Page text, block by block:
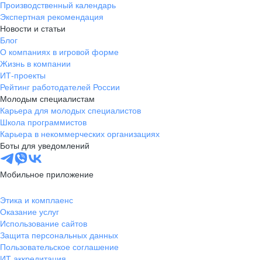
Производственный календарь
Экспертная рекомендация
Новости и статьи
Блог
О компаниях в игровой форме
Жизнь в компании
ИТ-проекты
Рейтинг работодателей России
Молодым специалистам
Карьера для молодых специалистов
Школа программистов
Карьера в некоммерческих организациях
Боты для уведомлений
Мобильное приложение
Этика и комплаенс
Оказание услуг
Использование сайтов
Защита персональных данных
Пользовательское соглашение